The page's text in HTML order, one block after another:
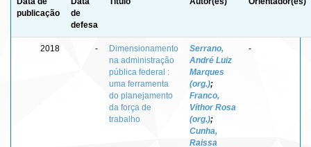
publicação
de
defesa
2018 -
Dimensionamento
na administração
pública federal :
uma ferramenta
do planejamento
da força de
trabalho
Serrano,
André Luiz
Marques
(org.);
Franco,
Víthor Rosa
(org.);
Cunha,
Raissa
-